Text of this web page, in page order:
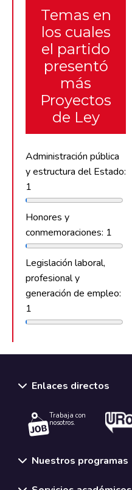
Temas en
los cuales
el partido
presentó
más
Proyectos
de Ley
Administración pública
y estructura del Estado:
1
Honores y
conmemoraciones: 1
Legislación laboral,
profesional y
generación de empleo:
1
Enlaces directos
Trabaja con
nosotros.
Nuestros programas